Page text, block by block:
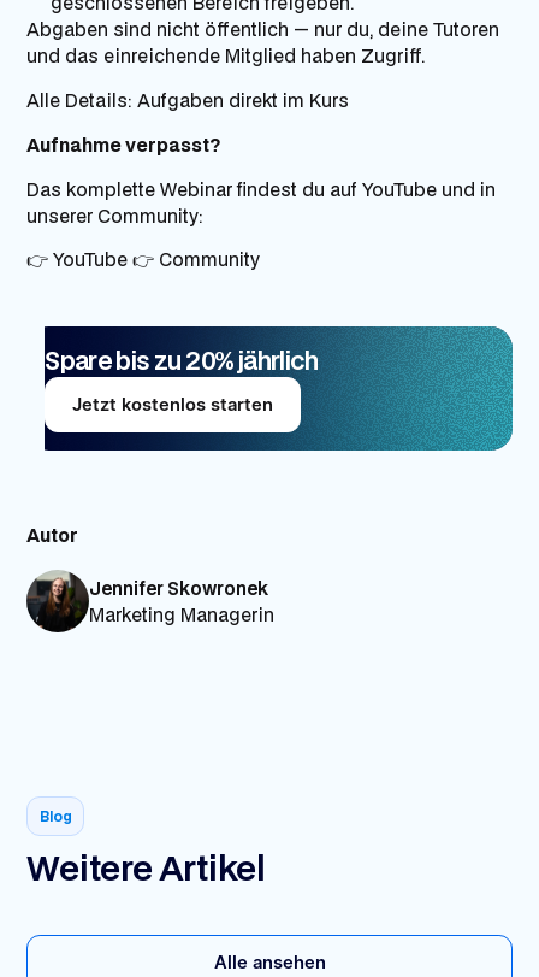
Abgaben sind nicht öffentlich — nur du, deine Tutoren
und das einreichende Mitglied haben Zugriff.
Alle Details:Aufgaben direkt im Kurs
Aufnahme verpasst?
Das komplette Webinar findest du auf YouTube und in
unserer Community:
👉YouTube👉 Community
Spare bis zu 20% jährlich
Jetzt kostenlos starten
Autor
Jennifer Skowronek
Marketing Managerin
Blog
Weitere Artikel
Alle ansehen